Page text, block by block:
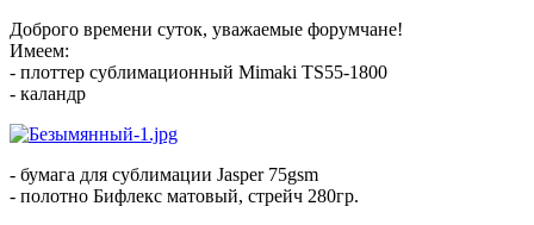
Доброго времени суток, уважаемые форумчане!
Имеем:
- плоттер сублимационный Mimaki TS55-1800
- каландр
- бумага для сублимации Jasper 75gsm
- полотно Бифлекс матовый, стрейч 280гр.